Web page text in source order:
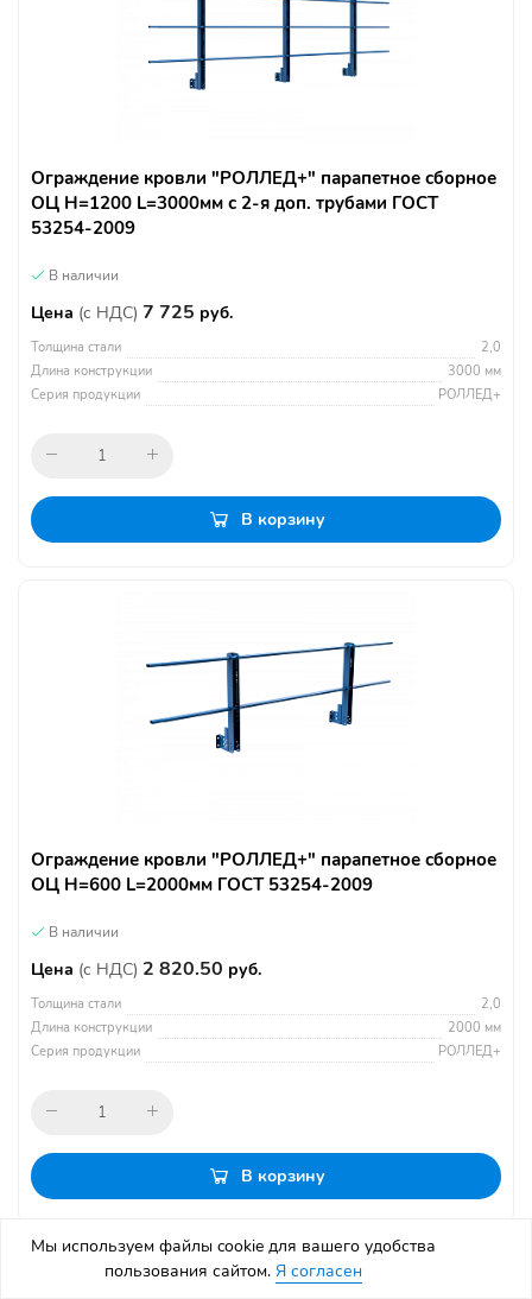
Ограждение кровли "РОЛЛЕД+" парапетное сборное
ОЦ H=1200 L=3000мм с 2-я доп. трубами ГОСТ
53254-2009
В наличии
Цена (с НДС) 7 725 руб.
Толщина стали
2,0
Длина конструкции
3000 мм
Серия продукции
РОЛЛЕД+
В корзину
Ограждение кровли "РОЛЛЕД+" парапетное сборное
ОЦ H=600 L=2000мм ГОСТ 53254-2009
В наличии
Цена (с НДС) 2 820.50 руб.
Толщина стали
2,0
Длина конструкции
2000 мм
Серия продукции
РОЛЛЕД+
В корзину
Мы используем файлы cookie для вашего удобства
пользования сайтом. Я согласен